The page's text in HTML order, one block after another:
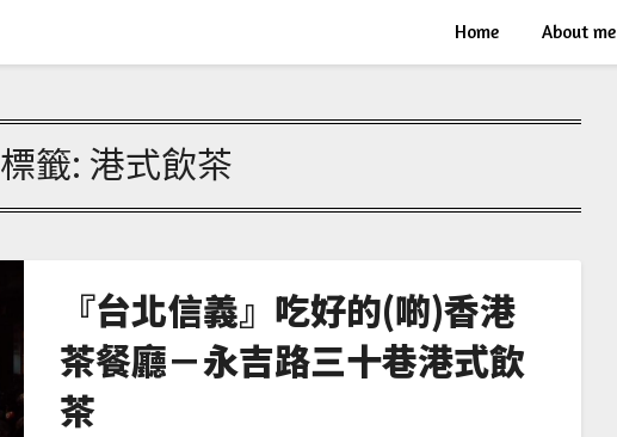
Home About me
標籤: 港式飲茶
『台北信義』吃好的(啲)香港
茶餐廳－永吉路三十巷港式飲
茶